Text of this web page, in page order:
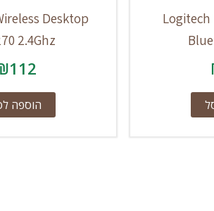
Desktop
2.4Ghz
112
הוספה